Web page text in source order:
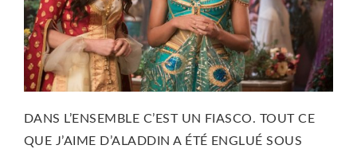
DANS L’ENSEMBLE C’EST UN FIASCO. TOUT CE
QUE J’AIME D’ALADDIN A ÉTÉ ENGLUÉ SOUS